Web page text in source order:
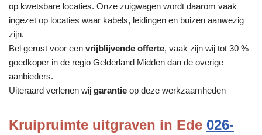
op kwetsbare locaties. Onze zuigwagen wordt daarom vaak
ingezet op locaties waar kabels, leidingen en buizen aanwezig
zijn.
Bel gerust voor een vrijblijvende offerte, vaak zijn wij tot 30 %
goedkoper in de regio Gelderland Midden dan de overige
aanbieders.
Uiteraard verlenen wij garantie op deze werkzaamheden
Kruipruimte uitgraven in Ede 026-